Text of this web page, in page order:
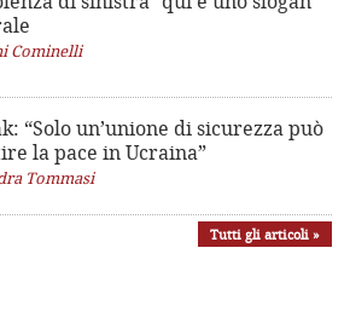
Cominelli
“Solo un’unione di sicurezza può
la pace in Ucraina”
Tommasi
Tutti gli articoli »